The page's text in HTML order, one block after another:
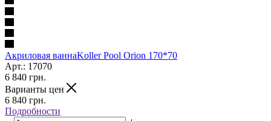
Акриловая ваннаKoller Pool Orion 170*70
Арт.: 17070
6 840 грн.
Варианты цен
6 840 грн.
Подробности